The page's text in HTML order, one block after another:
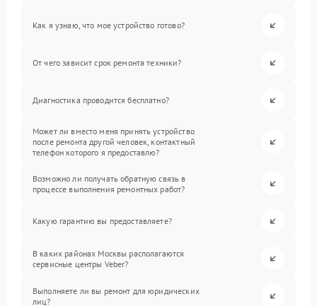
Как я узнаю, что мое устройство готово?
От чего зависит срок ремонта техники?
Диагностика проводится бесплатно?
Может ли вместо меня принять устройство
после ремонта другой человек, контактный
телефон которого я предоставлю?
Возможно ли получать обратную связь в
процессе выполнения ремонтных работ?
Какую гарантию вы предоставляете?
В каких районах Москвы располагаются
сервисные центры Veber?
Выполняете ли вы ремонт для юридических
лиц?